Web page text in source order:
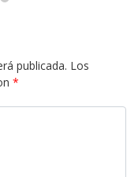
publicada. Los
*